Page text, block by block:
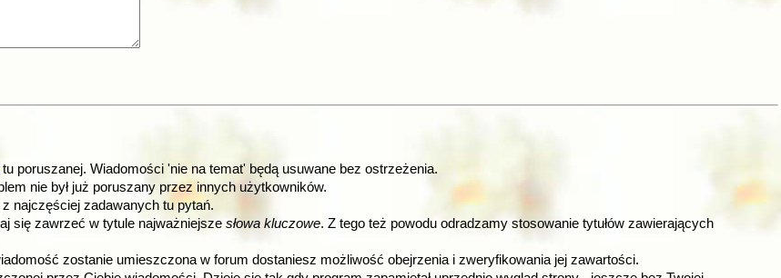
tu poruszanej. Wiadomości 'nie na temat' będą usuwane bez ostrzeżenia.
nie był już poruszany przez innych użytkowników.
najczęściej zadawanych tu pytań.
się zawrzeć w tytule najważniejsze słowa kluczowe. Z tego też powodu odradzamy stosowanie tytułów zawierających
zostanie umieszczona w forum dostaniesz możliwość obejrzenia i zweryfikowania jej zawartości.